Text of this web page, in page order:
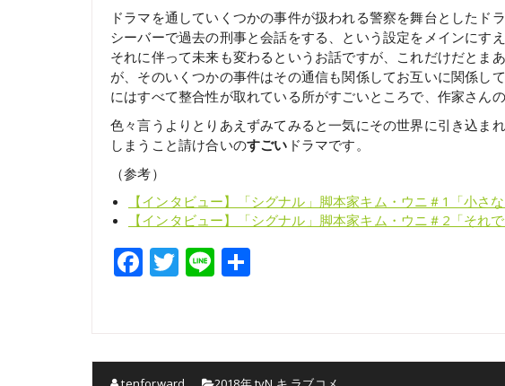
ドラマを通していくつかの事件が扱われる警察を舞台としたド
シーバーで過去の刑事と会話をする、という設定をメインにす
それに伴って未来も変わるというお話ですが、これだけだとま
が、そのいくつかの事件はその通信も関係してお互いに関係し
にはすべて整合性が取れている所がすごいところで、作家さん
色々言うよりとりあえずみてみると一気にその世界に引き込ま
しまうこと請け合いのすごい ドラマです。
（参考）
【インタビュー】「シグナル」脚本家キム・ウニ＃1「小さ
【インタビュー】「シグナル」脚本家キム・ウニ＃2「それ
Facebook
Twitter
Line